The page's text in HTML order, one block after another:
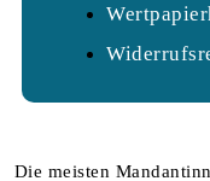
Die meisten